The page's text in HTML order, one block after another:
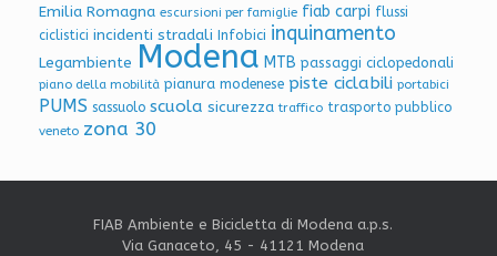
Emilia Romagna escursioni per famiglie fiab carpi flussi
ciclistici incidenti stradali Infobici inquinamento
Legambiente Modena MTB passaggi ciclopedonali
piano della mobilità pianura modenese piste ciclabili portabici
PUMS sassuolo scuola sicurezza traffico trasporto pubblico
veneto zona 30
FIAB Ambiente e Bicicletta di Modena a.p.s.
Via Ganaceto, 45 - 41121 Modena